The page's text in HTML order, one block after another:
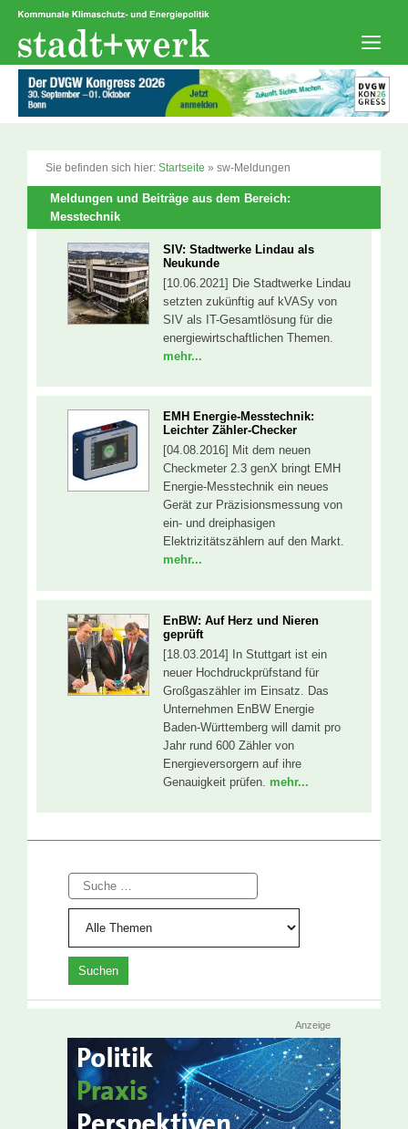
Zum
springen
Sie befinden sich hier: Startseite » sw-Meldungen
Meldungen und Beiträge aus dem Bereich:
Messtechnik
SIV: Stadtwerke Lindau als
Neukunde
[10.06.2021] Die Stadtwerke Lindau
setzten zukünftig auf kVASy von
SIV als IT-Gesamtlösung für die
energiewirtschaftlichen Themen.
mehr...
EMH Energie-Messtechnik:
Leichter Zähler-Checker
[04.08.2016] Mit dem neuen
Checkmeter 2.3 genX bringt EMH
Energie-Messtechnik ein neues
Gerät zur Präzisionsmessung von
ein- und dreiphasigen
Elektrizitätszählern auf den Markt.
mehr...
EnBW: Auf Herz und Nieren
geprüft
[18.03.2014] In Stuttgart ist ein
neuer Hochdruckprüfstand für
Großgaszähler im Einsatz. Das
Unternehmen EnBW Energie
Baden-Württemberg will damit pro
Jahr rund 600 Zähler von
Energieversorgern auf ihre
Genauigkeit prüfen. mehr...
Suche
Anzeige